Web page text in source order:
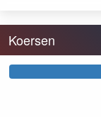
Koersen